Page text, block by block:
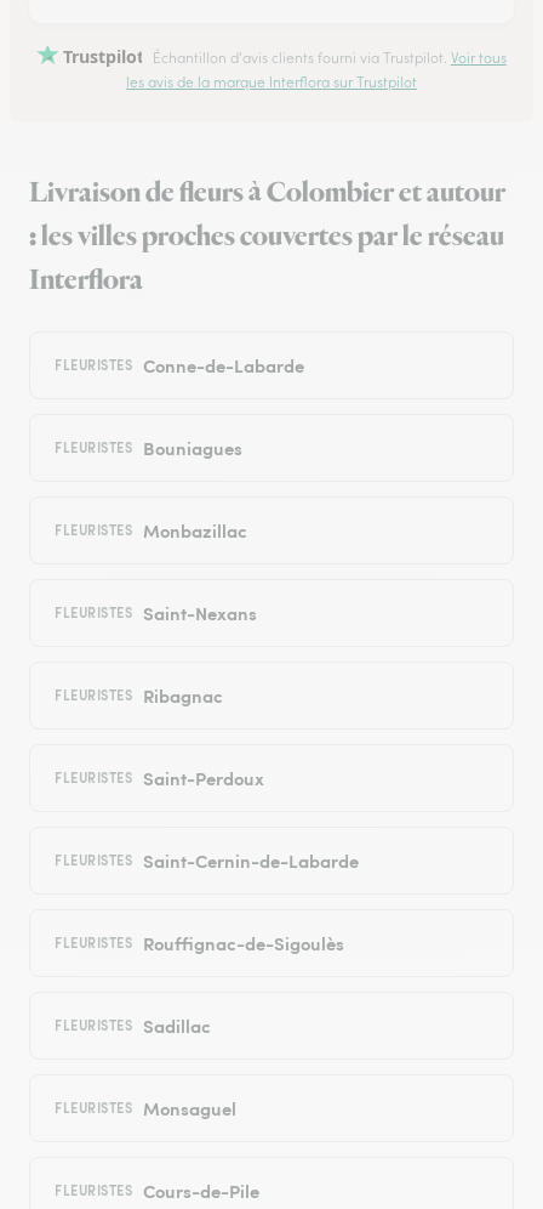
Trustpilot Échantillon d'avis clients fourni via Trustpilot. Voir tous
les avis de la marque Interflora sur Trustpilot
Livraison de fleurs à Colombier et autour
: les villes proches couvertes par le réseau
Interflora
FLEURISTES Conne-de-Labarde
FLEURISTES Bouniagues
FLEURISTES Monbazillac
FLEURISTES Saint-Nexans
FLEURISTES Ribagnac
FLEURISTES Saint-Perdoux
FLEURISTES Saint-Cernin-de-Labarde
FLEURISTES Rouffignac-de-Sigoulès
FLEURISTES Sadillac
FLEURISTES Monsaguel
FLEURISTES Cours-de-Pile